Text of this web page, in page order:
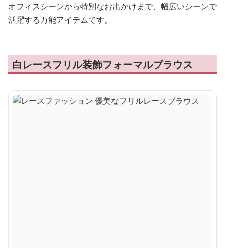
オフィスシーンから特別なお出かけまで、幅広いシーンで
活躍する万能アイテムです。
白レースフリル装飾フォーマルブラウス